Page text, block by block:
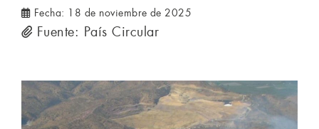
Fecha: 18 de noviembre de 2025
Fuente: País Circular